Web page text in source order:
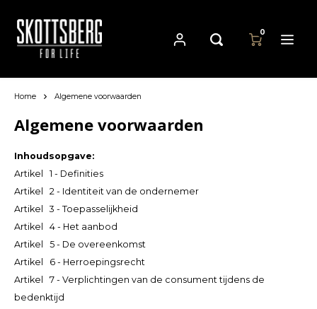
Hoofdmenu / pannen
Cast Iron Cookware
Carbon Steel Cookware
Stainless Steel Cookware
Hoofdmenu
Nederlands
English
Français
Hoofdmenu
EUR
USD
AUD
0
Home Algemene voorwaarden
Algemene voorwaarden
Inhoudsopgave:
Artikel 1 - Definities
Artikel 2 - Identiteit van de ondernemer
Artikel 3 - Toepasselijkheid
Artikel 4 - Het aanbod
Artikel 5 - De overeenkomst
Artikel 6 - Herroepingsrecht
Artikel 7 - Verplichtingen van de consument tijdens de
bedenktijd